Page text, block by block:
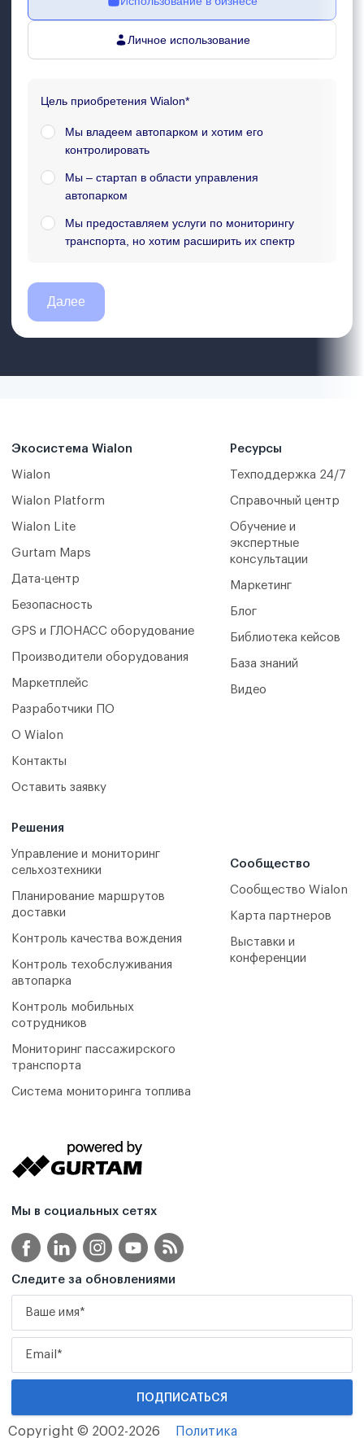
Экосистема Wialon
Wialon
Wialon Platform
Wialon Lite
Gurtam Maps
Дата-центр
Безопасность
GPS и ГЛОНАСС оборудование
Производители оборудования
Маркетплейс
Разработчики ПО
О Wialon
Контакты
Оставить заявку
Решения
Управление и мониторинг
сельхозтехники
Планирование маршрутов
доставки
Контроль качества вождения
Контроль техобслуживания
автопарка
Контроль мобильных
сотрудников
Мониторинг пассажирского
транспорта
Система мониторинга топлива
Ресурсы
Техподдержка 24/7
Справочный центр
Обучение и
экспертные
консультации
Маркетинг
Блог
Библиотека кейсов
База знаний
Видео
Сообщество
Сообщество Wialon
Карта партнеров
Выставки и
конференции
Мы в социальных сетях
Следите за обновлениями
Copyright © 2002-2026 Политика